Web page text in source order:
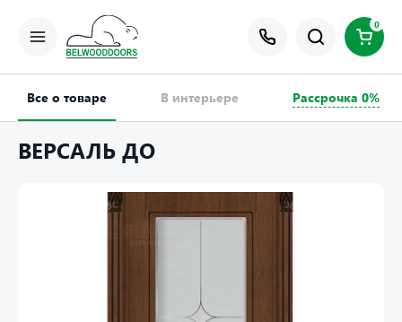
0
Все о товаре В интерьере Рассрочка 0%
ВЕРСАЛЬ ДО